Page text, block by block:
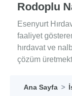
Rodoplu
Esenyurt
faaliyet
hırdavat ve
çözüm
Ana Sayfa